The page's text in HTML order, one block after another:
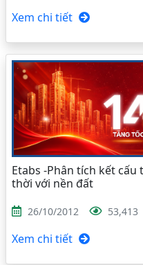
Xem chi tiết
Etabs -Phân tích kết
thời với nền đất
26/10/2012 53,413
Xem chi tiết